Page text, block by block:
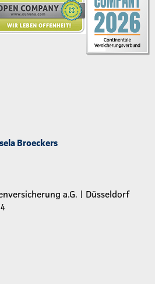
Broeckers
a.G. | Düsseldorf